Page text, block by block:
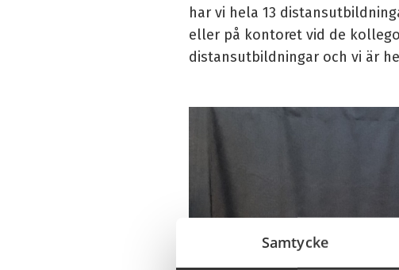
Samtycke
har vi hela 13
eller på kontoret vid de
distansutbildningar och vi är